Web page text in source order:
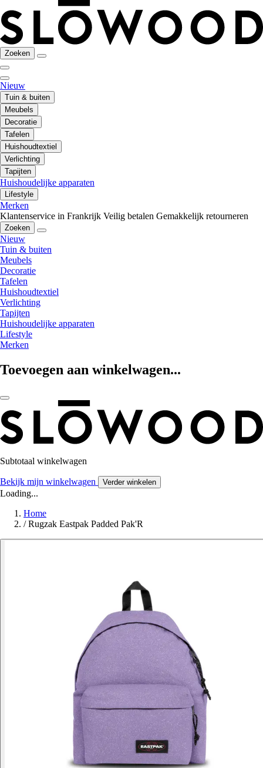
Zoeken
Nieuw
Tuin & buiten
Meubels
Decoratie
Tafelen
Huishoudtextiel
Verlichting
Tapijten
Huishoudelijke apparaten
Lifestyle
Merken
Klantenservice in Frankrijk Veilig betalen Gemakkelijk retourneren
Zoeken
Nieuw
Tuin & buiten
Meubels
Decoratie
Tafelen
Huishoudtextiel
Verlichting
Tapijten
Huishoudelijke apparaten
Lifestyle
Merken
Toevoegen aan winkelwagen...
Subtotaal winkelwagen
Bekijk mijn winkelwagen Verder winkelen
Loading...
Home
/ Rugzak Eastpak Padded Pak'R